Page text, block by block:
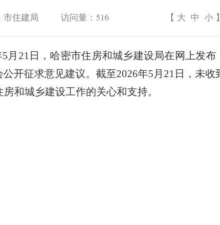
市住建局 访问量： 516 【 大 中 小 】
5 月 21 日，哈密市住房和城乡建设局在网上发
开征求意见建议。截至2026年5 月 21 日，未收
和城乡建设工作的关心和支持。